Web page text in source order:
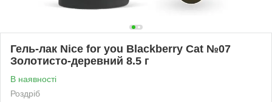
Гель-лак Nice for you Blackberry Cat №07
Золотисто-деревний 8.5 г
В наявності
Роздріб